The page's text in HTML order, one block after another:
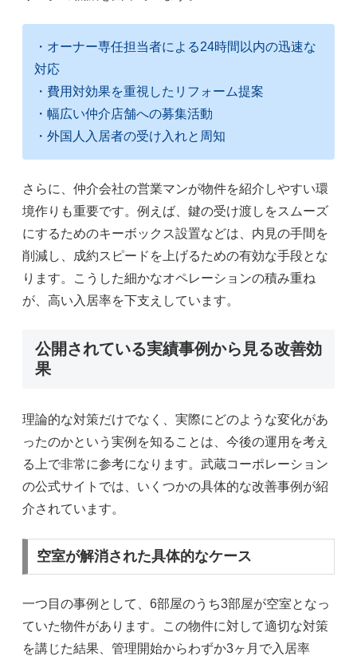
・オーナー専任担当者による24時間以内の迅速な
対応
・費用対効果を重視したリフォーム提案
・幅広い仲介店舗への募集活動
・外国人入居者の受け入れと周知
さらに、仲介会社の営業マンが物件を紹介しやすい環
境作りも重要です。例えば、鍵の受け渡しをスムーズ
にするためのキーボックス設置などは、内見の手間を
削減し、成約スピードを上げるための有効な手段とな
ります。こうした細かなオペレーションの積み重ね
が、高い入居率を下支えしています。
公開されている実績事例から見る改善効
果
理論的な対策だけでなく、実際にどのような変化があ
ったのかという実例を知ることは、今後の運用を考え
る上で非常に参考になります。武蔵コーポレーション
の公式サイトでは、いくつかの具体的な改善事例が紹
介されています。
空室が解消された具体的なケース
一つ目の事例として、6部屋のうち3部屋が空室となっ
ていた物件があります。この物件に対して適切な対策
を講じた結果、管理開始からわずか3ヶ月で入居率